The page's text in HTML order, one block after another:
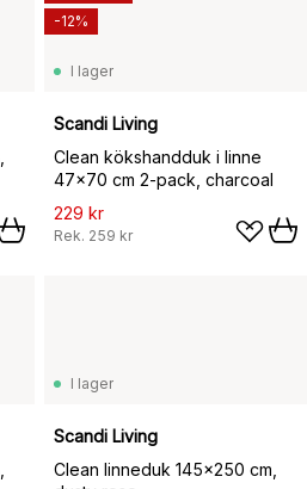
I lager
Scandi Living
Clean kökshandduk i linne
47x70 cm 2-pack, charcoal
229 kr
Rek. 259 kr
-12%
I lager
Scandi Living
Clean linneduk 145x250 cm,